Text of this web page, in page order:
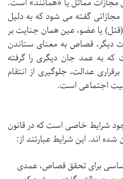
گفته می شود که به دلیل
یا عضو، عین همان جنایت بر
دیگر، قصاص به معنای ستاندن
به عمد جان دیگری را گرفته
عدالت، جلوگیری از انتقام
اجتماعی است.
شرایط خاصی است که در قانون
اند. این شرایط عبارتند از:
برای تحقق قصاص، عمدی